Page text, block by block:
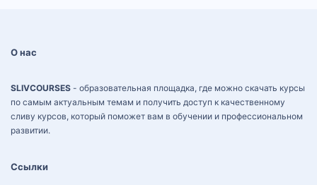
О нас
SLIVCOURSES - образовательная площадка, где можно скачать курсы
по самым актуальным темам и получить доступ к качественному
сливу курсов, который поможет вам в обучении и профессиональном
развитии.
Ссылки